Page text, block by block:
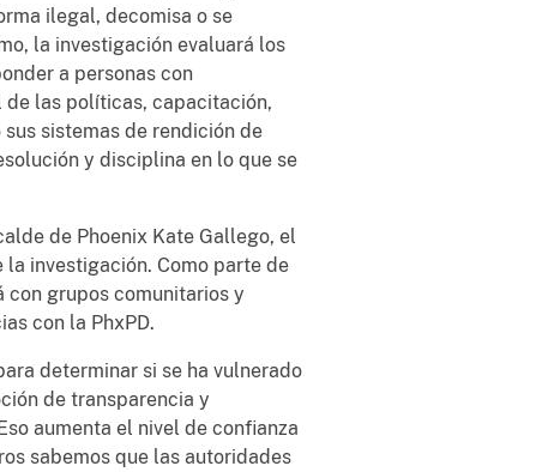
ilegal, decomisa o se
la investigación evaluará los
a personas con
las políticas, capacitación,
sistemas de rendición de
y disciplina en lo que se
de Phoenix Kate Gallego, el
investigación. Como parte de
con grupos comunitarios y
con la PhxPD.
determinar si se ha vulnerado
de transparencia y
aumenta el nivel de confianza
sabemos que las autoridades